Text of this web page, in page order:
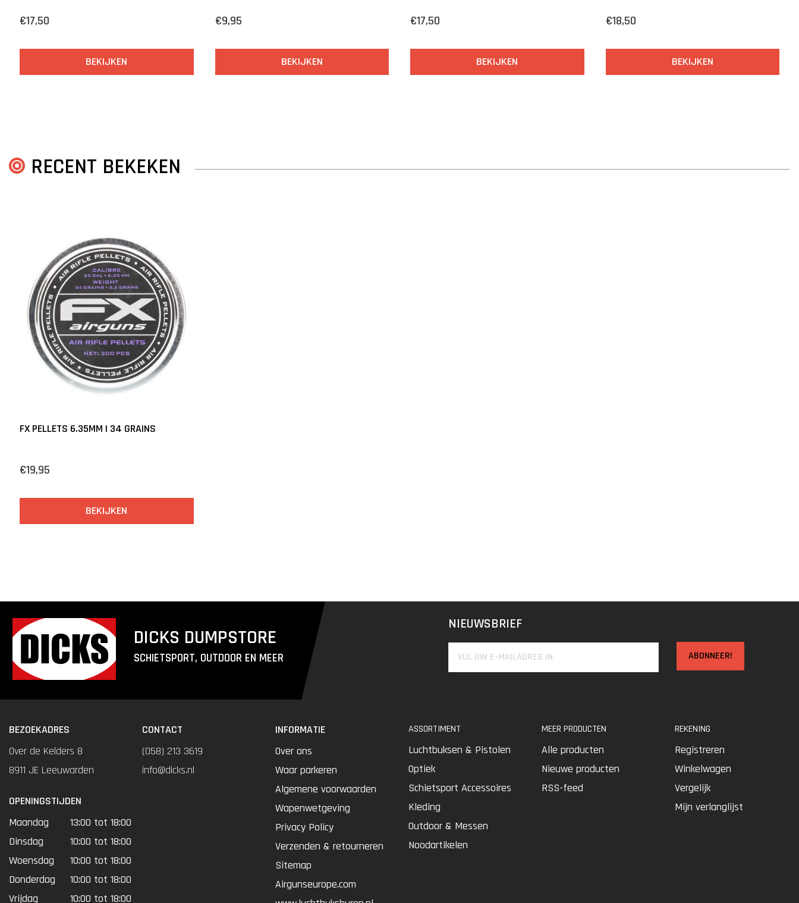
€17,50
BEKIJKEN
€9,95
BEKIJKEN
€17,50
BEKIJKEN
€18,50
BEKIJKEN
RECENT BEKEKEN
FX PELLETS 6.35MM | 34 GRAINS
€19,95
BEKIJKEN
DICKS DUMPSTORE
SCHIETSPORT, OUTDOOR EN MEER
NIEUWSBRIEF
ABONNEER!
BEZOEKADRES
Over de Kelders 8
8911 JE Leeuwarden
OPENINGSTIJDEN
Maandag
13:00 tot 18:00
Dinsdag
10:00 tot 18:00
Woensdag
10:00 tot 18:00
Donderdag
10:00 tot 18:00
Vrijdag
10:00 tot 18:00
CONTACT
(058) 213 3619
info@dicks.nl
INFORMATIE
Over ons
Waar parkeren
Algemene voorwaarden
Wapenwetgeving
Privacy Policy
Verzenden & retourneren
Sitemap
Airgunseurope.com
ASSORTIMENT
Luchtbuksen & Pistolen
Optiek
Schietsport Accessoires
Kleding
Outdoor & Messen
Noodartikelen
MEER PRODUCTEN
Alle producten
Nieuwe producten
RSS-feed
REKENING
Registreren
Winkelwagen
Vergelijk
Mijn verlanglijst